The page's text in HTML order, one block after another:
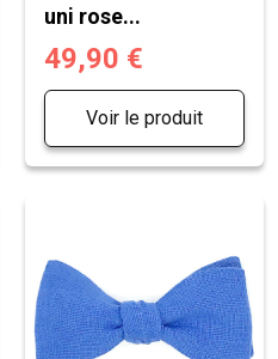
uni rose...
49,90 €
Voir le produit